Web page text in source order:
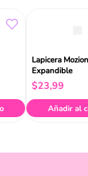
Lapicera
Expandible
$23,99
Añadir al